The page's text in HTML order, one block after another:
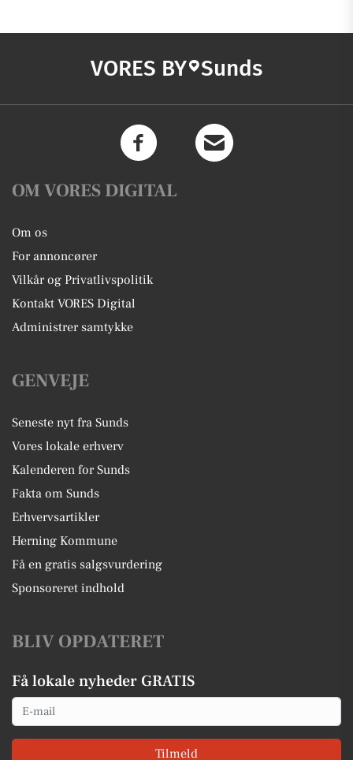
VORES BY Sunds
OM VORES DIGITAL
Om os
For annoncører
Vilkår og Privatlivspolitik
Kontakt VORES Digital
Administrer samtykke
GENVEJE
Seneste nyt fra Sunds
Vores lokale erhverv
Kalenderen for Sunds
Fakta om Sunds
Erhvervsartikler
Herning Kommune
Få en gratis salgsvurdering
Sponsoreret indhold
BLIV OPDATERET
Få lokale nyheder GRATIS
Email
Tilmeld